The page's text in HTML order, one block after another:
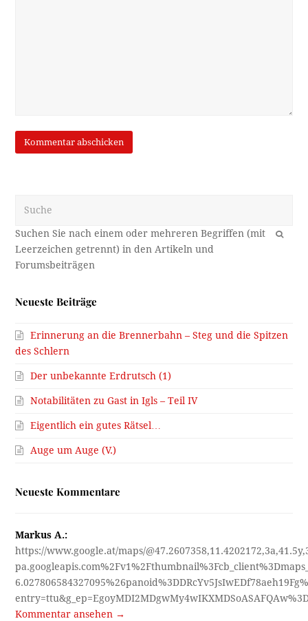
OK
Neueste Beiträge
Erinnerung an die Brennerbahn – Steg und die Spitzen
des Schlern
Der unbekannte Erdrutsch (1)
Notabilitäten zu Gast in Igls – Teil IV
Eigentlich ein gutes Rätsel…
Auge um Auge (V.)
Neueste Kommentare
Markus A.:
https://www.google.at/maps/
Kommentar ansehen →